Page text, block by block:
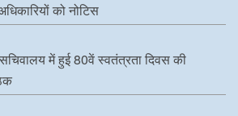
को नोटिस
में हुई 80वें स्वतंत्रता दिवस की